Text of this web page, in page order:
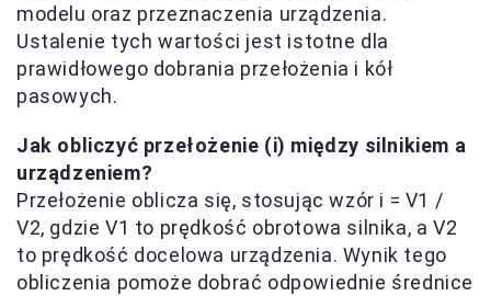
modelu oraz przeznaczenia urządzenia.
Ustalenie tych wartości jest istotne dla
prawidłowego dobrania przełożenia i kół
pasowych.
Jak obliczyć przełożenie (i) między silnikiem a
urządzeniem?
Przełożenie oblicza się, stosując wzór i = V1 /
V2, gdzie V1 to prędkość obrotowa silnika, a V2
to prędkość docelowa urządzenia. Wynik tego
obliczenia pomoże dobrać odpowiednie średnice